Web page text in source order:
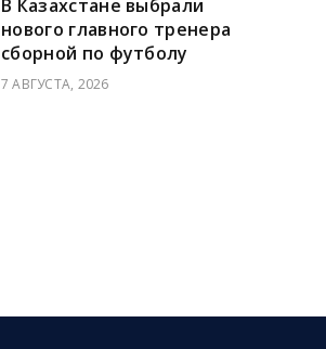
В Казахстане выбрали
нового главного тренера
сборной по футболу
7 АВГУСТА, 2026